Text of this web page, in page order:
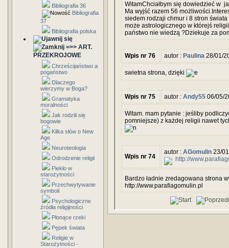
Bibliografia 36
Bibliografia
37
Bibliografia polska
=>> ART.
PRZEKROJOWE
Chrześcijaństwo a
pogaństwo
Dlaczego
wierzymy w Boga?
Gramatyka
moralności
Jak rodzili się
bogowie
Kilka słów o New
Age
Neuroteologia
Odrodzenie religii
Piekło w
starożytności
Przechwytywanie
symboli
Psychologiczne
źródła religijności
Płonące rzeki
Pępek świata
Religie w
Starożytności -
WitamChciałbym się dowiedzieć w
Ma wyjść razem 56
siedem rodzaji chmur i 8 stron
może astrologicznego w którejś
państwo nie wiedzą ?Dziekuje za
Wpis nr 76 autor : Paulina28/01/
swietna strona, dzięki
Wpis nr 75 autor : Andy5506/05/
Witam. mam pytanie : jeśliby
pomniejsze) z każdej religii nawet
Wpis nr 74
autor : AGomulin23/
http://
Bardzo ładnie zredagowana strona
http://www.parafiagomulin.pl